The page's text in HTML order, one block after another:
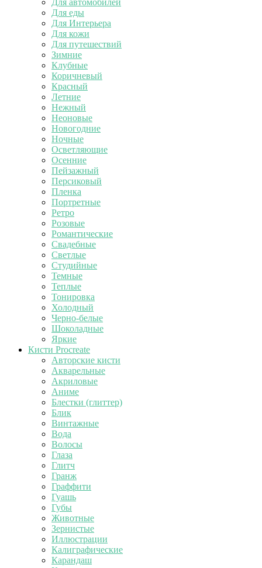
Для автомобилей
Для еды
Для Интерьера
Для кожи
Для путешествий
Зимние
Клубные
Коричневый
Красный
Летние
Нежный
Неоновые
Новогодние
Ночные
Осветляющие
Осенние
Пейзажный
Персиковый
Пленка
Портретные
Ретро
Розовые
Романтические
Свадебные
Светлые
Студийные
Темные
Теплые
Тонировка
Холодный
Черно-белые
Шоколадные
Яркие
Кисти Procreate
Авторские кисти
Акварельные
Акриловые
Аниме
Блестки (глиттер)
Блик
Винтажные
Вода
Волосы
Глаза
Глитч
Гранж
Граффити
Гуашь
Губы
Животные
Зернистые
Иллюстрации
Калиграфические
Карандаш